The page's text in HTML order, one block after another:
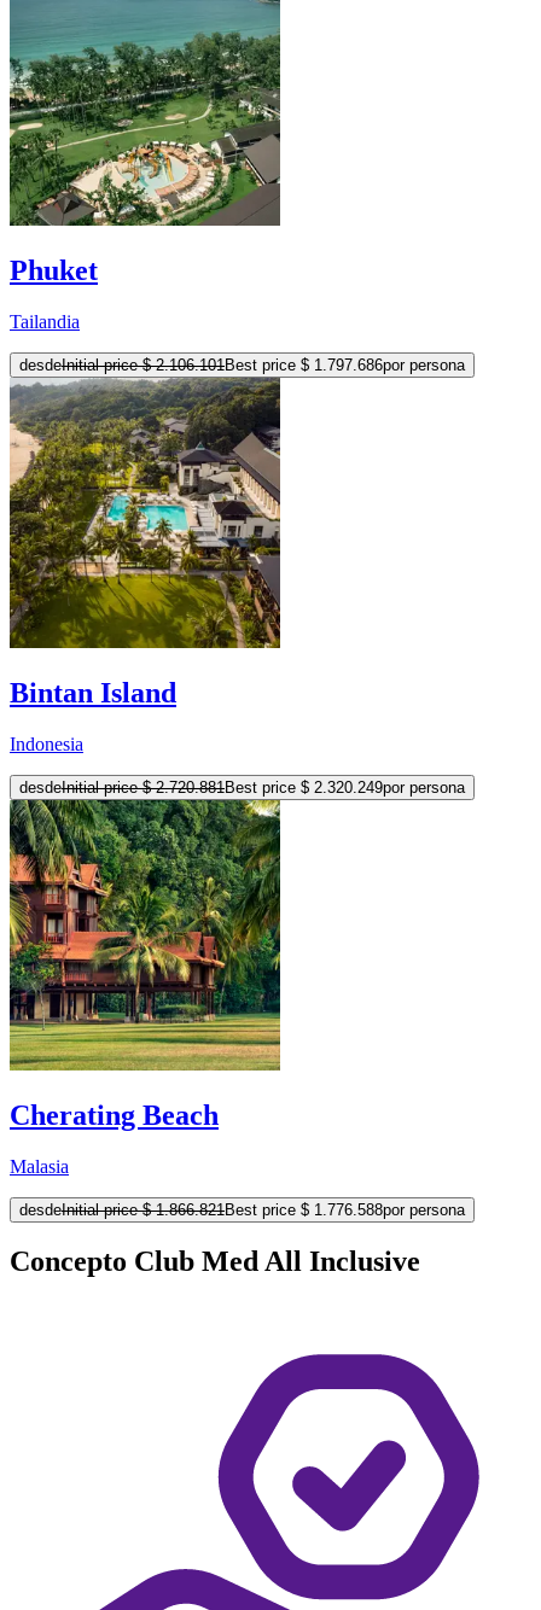
Phuket
Tailandia
desdeInitial price $ 2.106.101Best price $ 1.797.686por persona
Bintan Island
Indonesia
desdeInitial price $ 2.720.881Best price $ 2.320.249por persona
Cherating Beach
Malasia
desdeInitial price $ 1.866.821Best price $ 1.776.588por persona
Concepto Club Med All Inclusive